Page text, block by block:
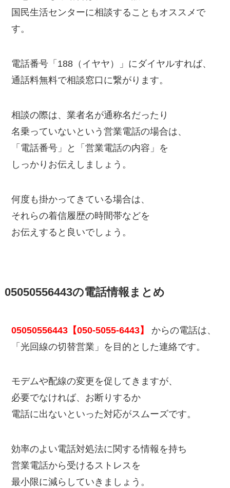
国民生活センターに相談することもオススメで
す。
電話番号「188（イヤヤ）」にダイヤルすれば、
通話料無料で相談窓口に繋がります。
相談の際は、業者名が通称名だったり
名乗っていないという営業電話の場合は、
「電話番号」と「営業電話の内容」を
しっかりお伝えしましょう。
何度も掛かってきている場合は、
それらの着信履歴の時間帯などを
お伝えすると良いでしょう。
05050556443の電話情報まとめ
05050556443【050-5055-6443】
からの電話は、
「光回線の切替営業」を目的とした連絡です。
モデムや配線の変更を促してきますが、
必要でなければ、お断りするか
電話に出ないといった対応がスムーズです。
効率のよい電話対処法に関する情報を持ち
営業電話から受けるストレスを
最小限に減らしていきましょう。